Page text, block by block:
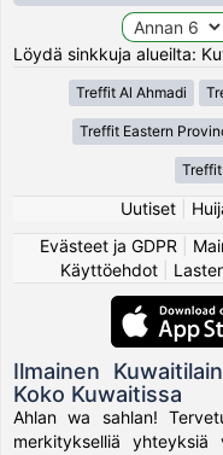
Löydä sinkkuja alueilta:
Treffit Al Ahmadi
Treffit Eastern
Uutiset
Evästeet ja GDPR
Käyttöehdot
Ilmainen
Koko Kuwaitissa
Ahlan wa sahlan!
merkitykselliä